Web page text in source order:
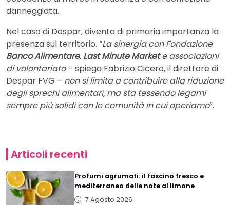
danneggiata.
Nel caso di Despar, diventa di primaria importanza la
presenza sul territorio. “La sinergia con Fondazione
Banco Alimentare, Last Minute Markete associazioni
di volontariato– spiega Fabrizio Cicero, il direttore di
Despar FVG – non si limita a contribuire alla riduzione
degli sprechi alimentari, ma sta tessendo legami
sempre più solidi con le comunità in cui operiamo”.
Articoli recenti
Profumi agrumati: il fascino fresco e
mediterraneo delle note al limone
7 Agosto 2026